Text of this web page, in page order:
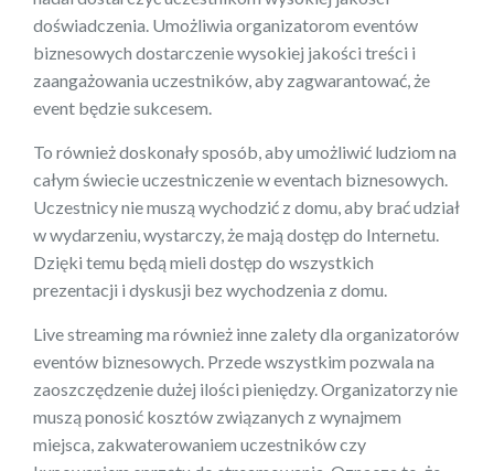
doświadczenia. Umożliwia organizatorom eventów
biznesowych dostarczenie wysokiej jakości treści i
zaangażowania uczestników, aby zagwarantować, że
event będzie sukcesem.
To również doskonały sposób, aby umożliwić ludziom na
całym świecie uczestniczenie w eventach biznesowych.
Uczestnicy nie muszą wychodzić z domu, aby brać udział
w wydarzeniu, wystarczy, że mają dostęp do Internetu.
Dzięki temu będą mieli dostęp do wszystkich
prezentacji i dyskusji bez wychodzenia z domu.
Live streaming ma również inne zalety dla organizatorów
eventów biznesowych. Przede wszystkim pozwala na
zaoszczędzenie dużej ilości pieniędzy. Organizatorzy nie
muszą ponosić kosztów związanych z wynajmem
miejsca, zakwaterowaniem uczestników czy